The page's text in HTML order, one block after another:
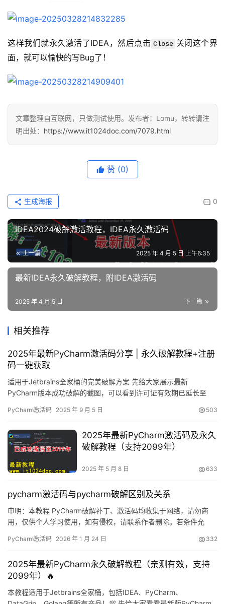
这样我们就永久激活了IDEA，然后点击 Close 关闭这个界
面，就可以愉快的写Bug了！
文章整理自互联网，只做测试使用。发布者：Lomu，转转请注
明出处： https://www.it1024doc.com/7079.html
赞 (0)
0
生成海报
IDEA2024破解激活教程，IDEA永久激活码
上一篇 2025 年 4 月 5 日 上午6:35
最新IDEA永久破解教程，附IDEA激活码
下一篇
2025 年 4 月 5 日
相关推荐
2025年最新PyCharm激活码分享 | 永久破解教程+注册
码一键获取
适用于Jetbrains全家桶的完美破解方案 先给大家展示最新
PyCharm版本成功破解的截图，可以看到许可证有效期已延长至
PyCharm永久激活。这个方法不仅适用于最新版本，对旧版也同样
功率高达100% 第一步：…
PyCharm激活码 2025 年 9 月 5 日 503
2025年最新PyCharm激活码及永久
破解教程（支持2099年）
2025 年 5 月 8 日 633
pycharm激活码与pycharm破解区别及关系
申明：本教程 PyCharm破解补丁、激活码均收集于网络，请勿商
用，仅供个人学习使用，如有侵权，请联系作者删除。若条件允
器，功能强大，适用于 Windows、Mac 和 Linux 系统。本文将详细
是什么版本、什么操作系统…
PyCharm激活码 2026 年 1 月 24 日 332
2025年最新PyCharm永久破解教程（亲测有效，支持
2099年）🔥
本教程适用于Jetbrains全家桶，包括IDEA、PyCharm、